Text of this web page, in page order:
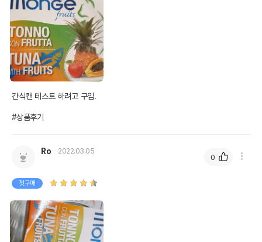
상품 필수 정보
품명 및 모델명
법에 의한 인증,허가 등을
받았음을 확인할수 있는
제조국 또는 원산지
수입자를 함께 표기
AS책임자와 전화번호
또는 소비자상담 관련
전화번호
간식캔 테스트 하려고 구입.
#상품후기
Ro 2022.03.05
첫구매
0